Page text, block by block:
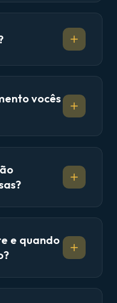
vocês
e quando